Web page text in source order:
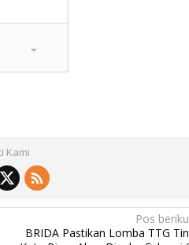
Kami
Pos
BRIDA Pastikan Lomba TTG